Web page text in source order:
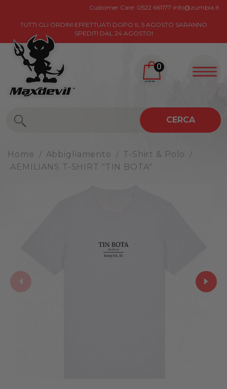
Customer Care: 0522 661177 info@zumbia.it
TUTTI GLI ORDINI EFFETTUATI DOPO IL 5 AGOSTO SARANNO
SPEDITI DAL 24 AGOSTOI
CERCA
0
Home Abbigliamento
T-Shirt & Polo
AEMILIANS T-SHIRT "TIN BOTA"